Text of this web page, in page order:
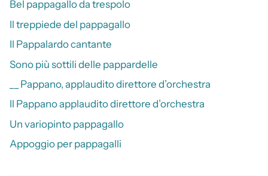
Bel pappagallo da trespolo
Il treppiede del pappagallo
Il Pappalardo cantante
Sono più sottili delle pappardelle
__ Pappano, applaudito direttore d’orchestra
Il Pappano applaudito direttore d’orchestra
Un variopinto pappagallo
Appoggio per pappagalli